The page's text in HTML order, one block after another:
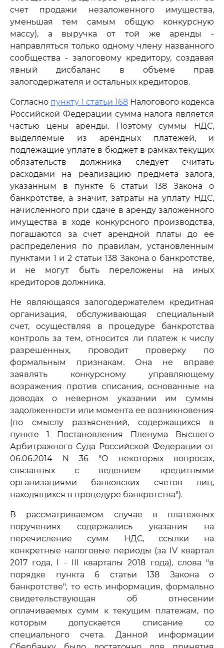
счет продажи незаложенного имущества,
уменьшая тем самым общую конкурсную
массу), а выручка от той же аренды -
направляться только одному члену названного
сообщества - залоговому кредитору, создавая
явный дисбаланс в объеме прав
залогодержателя и остальных кредиторов.
Согласно пункту 1 статьи 168 Налогового кодекса
Российской Федерации сумма налога является
частью цены аренды. Поэтому суммы НДС,
выделяемые из арендных платежей, и
подлежащие уплате в бюджет в рамках текущих
обязательств должника следует считать
расходами на реализацию предмета залога,
указанным в пункте 6 статьи 138 Закона о
банкротстве, а значит, затраты на уплату НДС,
начисленного при сдаче в аренду заложенного
имущества в ходе конкурсного производства,
погашаются за счет арендной платы до ее
распределения по правилам, установленным
пунктами 1 и 2 статьи 138 Закона о банкротстве,
и не могут быть переложены на иных
кредиторов должника.
Не являющаяся залогодержателем кредитная
организация, обслуживающая специальный
счет, осуществляя в процедуре банкротства
контроль за тем, относится ли платеж к числу
разрешенных, проводит проверку по
формальным признакам. Она не вправе
заявлять конкурсному управляющему
возражения против списания, основанные на
доводах о неверном указании им суммы
задолженности или момента ее возникновения
(по смыслу разъяснений, содержащихся в
пункте 1 Постановления Пленума Высшего
Арбитражного Суда Российской Федерации от
06.06.2014 N 36 "О некоторых вопросах,
связанных с ведением кредитными
организациями банковских счетов лиц,
находящихся в процедуре банкротства").
В рассматриваемом случае в платежных
поручениях содержались указания на
перечисление сумм НДС, ссылки на
конкретные налоговые периоды (за IV квартал
2017 года, I - III кварталы 2018 года), слова "в
порядке пункта 6 статьи 138 Закона о
банкротстве", то есть информация, формально
свидетельствующая об отнесении
оплачиваемых сумм к текущим платежам, по
которым допускается списание со
специального счета. Данной информации